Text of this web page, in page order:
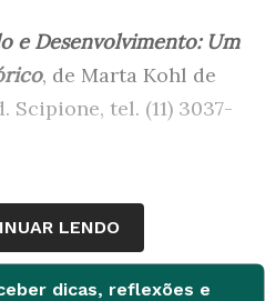
e Desenvolvimento: Um
, de Marta Kohl de
Scipione, tel. (11) 3037-
LENDO
dicas, reflexões e